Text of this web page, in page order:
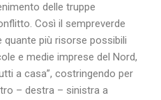
delle truppe
Così il sempreverde
più risorse possibili
e medie imprese del Nord,
a casa”, costringendo per
– destra – sinistra a